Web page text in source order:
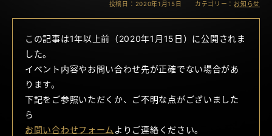
投稿日：2020年1月15日 カテゴリー： お知らせ
この記事は1年以上前（2020年1月15日）に公開されま
した。
イベント内容やお問い合わせ先が正確でない場合があ
ります。
下記をご参照いただくか、ご不明な点がございました
ら
お問い合わせフォーム よりご連絡ください。